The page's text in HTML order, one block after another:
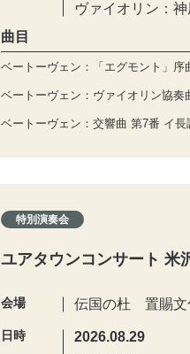
ヴァイオリン：
曲目
ベートーヴェン：「エグモント」序
ベートーヴェン：ヴァイオリン協奏
ベートーヴェン：交響曲 第7番 イ長
特別演奏会
ユアタウンコンサート 米
会場 伝国の杜 置賜文
日時
2026.08.29